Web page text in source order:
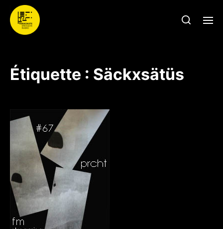
Étiquette : Säckxsätüs